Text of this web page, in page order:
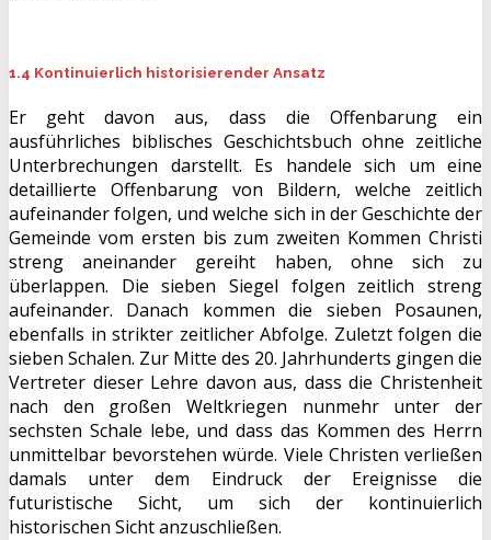
1.4 Kontinuierlich historisierender Ansatz
Er geht davon aus, dass die Offenbarung ein
ausführliches biblisches Geschichtsbuch ohne zeitliche
Unterbrechungen darstellt. Es handele sich um eine
detaillierte Offenbarung von Bildern, welche zeitlich
aufeinander folgen, und welche sich in der Geschichte der
Gemeinde vom ersten bis zum zweiten Kommen Christi
streng aneinander gereiht haben, ohne sich zu
überlappen. Die sieben Siegel folgen zeitlich streng
aufeinander. Danach kommen die sieben Posaunen,
ebenfalls in strikter zeitlicher Abfolge. Zuletzt folgen die
sieben Schalen. Zur Mitte des 20. Jahrhunderts gingen die
Vertreter dieser Lehre davon aus, dass die Christenheit
nach den großen Weltkriegen nunmehr unter der
sechsten Schale lebe, und dass das Kommen des Herrn
unmittelbar bevorstehen würde. Viele Christen verließen
damals unter dem Eindruck der Ereignisse die
futuristische Sicht, um sich der kontinuierlich
historischen Sicht anzuschließen.